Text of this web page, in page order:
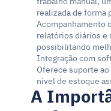
realizada de forma
Acompanhamento
relatórios diários e
possibilitando
Integração com
Oferece suporte
nível de estoque
A